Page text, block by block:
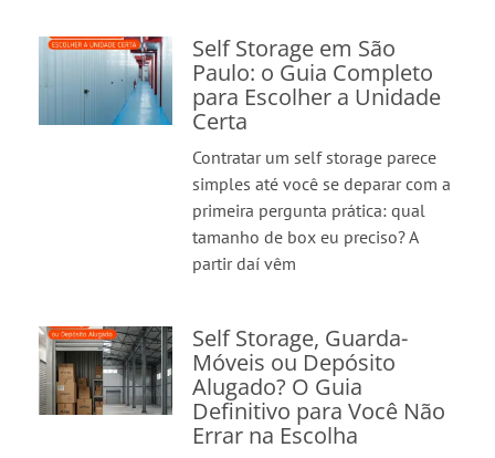
Self Storage em São
Paulo: o Guia Completo
para Escolher a Unidade
Certa
Contratar um self storage parece
simples até você se deparar com a
primeira pergunta prática: qual
tamanho de box eu preciso? A
partir daí vêm
Self Storage, Guarda-
Móveis ou Depósito
Alugado? O Guia
Definitivo para Você Não
Errar na Escolha